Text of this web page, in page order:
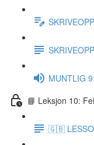
MUNTLIG 9
📘 Leksjon 10:
🇬🇧